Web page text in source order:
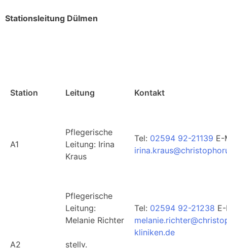
Stationsleitung Dülmen
Station Leitung Kontakt
A1
Pflegerische
Leitung: Irina
Kraus
Tel: 02594 92-21139 E-
A2
Pflegerische
Leitung:
Melanie Richter
stellv.
Tel: 02594 92-21238
kliniken.de